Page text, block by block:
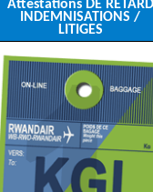
Attestations DE RETARD
INDEMNISATIONS /
LITIGES